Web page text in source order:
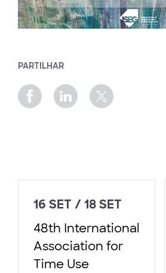
PARTILHAR
16 SET / 18 SET
48th International
Association for
Time Use